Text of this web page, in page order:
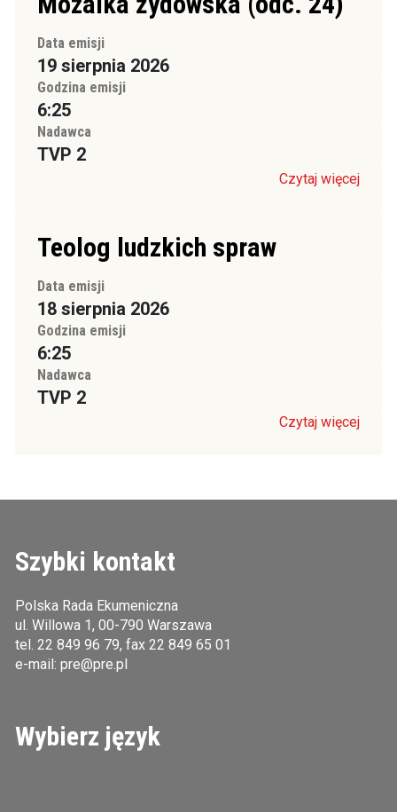
Data emisji
19 sierpnia 2026
Godzina emisji
6:25
Nadawca
TVP 2
Czytaj więcej
Teolog ludzkich spraw
Data emisji
18 sierpnia 2026
Godzina emisji
6:25
Nadawca
TVP 2
Czytaj więcej
Szybki kontakt
Polska Rada Ekumeniczna
ul. Willowa 1, 00-790 Warszawa
tel. 22 849 96 79, fax 22 849 65 01
e-mail: pre@pre.pl
Wybierz język